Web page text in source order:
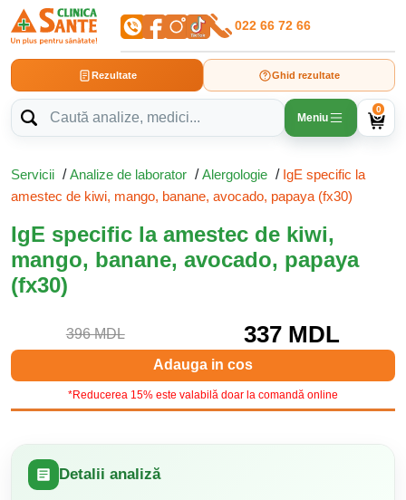
022 66 72 66
Rezultate Ghid rezultate
Meniu
0
Servicii /Analize de laborator /Alergologie / IgE specific la
amestec de kiwi, mango, banane, avocado, papaya (fx30)
IgE specific la amestec de kiwi,
mango, banane, avocado, papaya
(fx30)
396 MDL 337 MDL
Adauga in cos
*Reducerea 15% este valabilă doar la comandă online
Detalii analiză